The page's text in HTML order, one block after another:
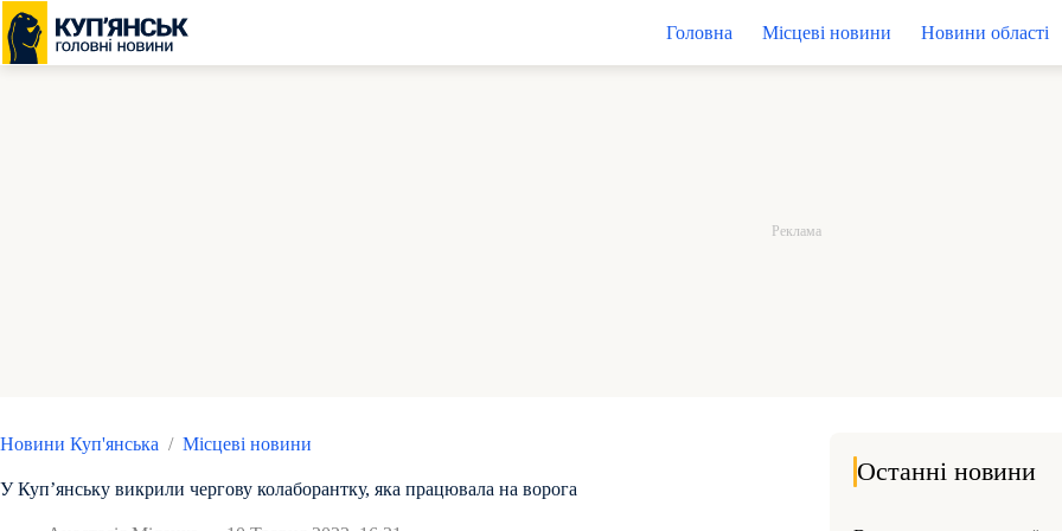
Перейти
до
вмісту
Головна Місцеві новини Новини області
Новини Куп'янська / Місцеві новини
У Куп’янську викрили чергову колаборантку, яка працювала на ворога
Останні новини